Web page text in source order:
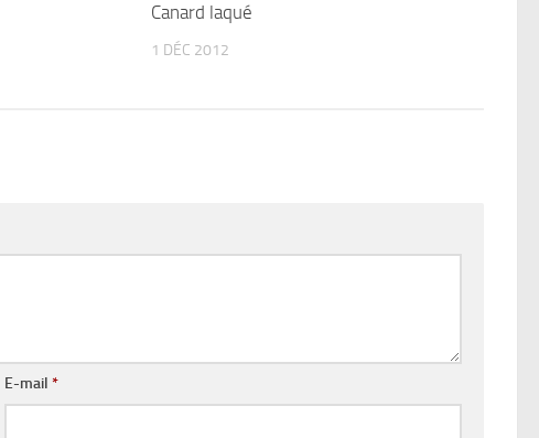
Canard laqué
1 DÉC 2012
E-mail*